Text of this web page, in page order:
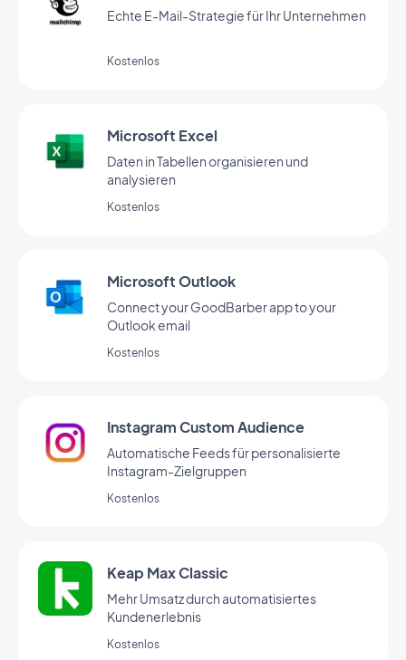
Echte E-Mail-Strategie für Ihr Unternehmen
Kostenlos
Microsoft Excel
Daten in Tabellen organisieren und
analysieren
Kostenlos
Microsoft Outlook
Connect your GoodBarber app to your
Outlook email
Kostenlos
Instagram Custom Audience
Automatische Feeds für personalisierte
Instagram-Zielgruppen
Kostenlos
Keap Max Classic
Mehr Umsatz durch automatisiertes
Kundenerlebnis
Kostenlos